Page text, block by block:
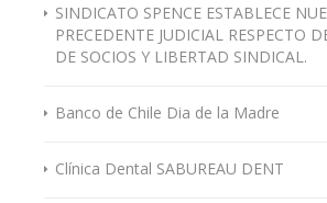
SINDICATO SPENCE ESTABLECE
PRECEDENTE JUDICIAL RESPECTO
DE SOCIOS Y LIBERTAD SINDICAL.
Banco de Chile Dia de la Madre
Clínica Dental SABUREAU DENT